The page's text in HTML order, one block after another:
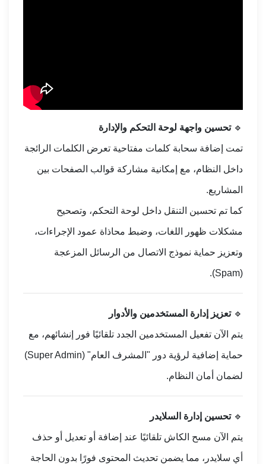
🔹تحسين واجهة لوحة التحكم والإدارة
تمت إضافة سحابة كلمات مفتاحية تعرض الكلمات الرائجة
داخل النظام، مع إمكانية مشاركة قوالب الصفحات بين
المشاريع.
كما تم تحسين التنقل داخل لوحة التحكم، وتصحيح
مشكلات ظهور اللغات، وضبط محاذاة عمود الإجراءات،
وتعزيز حماية نموذج الاتصال من الرسائل المزعجة
(Spam).
🔹تعزيز إدارة المستخدمين والأدوار
يتم الآن تفعيل المستخدمين الجدد تلقائيًا فور إنشائهم، مع
حماية إضافية لرؤية دور "المشرف العام" (Super Admin)
لضمان أمان النظام.
🔹تحسين إدارة السلايدر
يتم الآن مسح الكاش تلقائيًا عند إضافة أو تعديل أو حذف
أي سلايدر، مما يضمن تحديث المحتوى فورًا بدون الحاجة